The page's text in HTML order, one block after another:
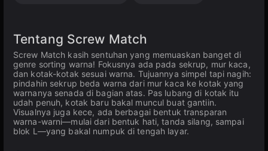
Tentang Screw Match
Screw Match kasih sentuhan yang memuaskan banget di
genre sorting warna! Fokusnya ada pada sekrup, mur kaca,
dan kotak-kotak sesuai warna. Tujuannya simpel tapi nagih:
pindahin sekrup beda warna dari mur kaca ke kotak yang
warnanya senada di bagian atas. Pas lubang di kotak itu
udah penuh, kotak baru bakal muncul buat gantiin.
Visualnya juga kece, ada berbagai bentuk transparan
warna-warni—mulai dari bentuk hati, tanda silang, sampai
blok L—yang bakal numpuk di tengah layar.